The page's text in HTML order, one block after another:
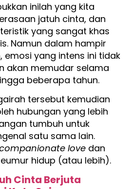
inilah yang kita
jatuh cinta, dan
yang sangat khas
Namun dalam hampir
emosi yang intens ini tidak
akan memudar selama
beberapa tahun.
tersebut kemudian
hubungan yang lebih
tumbuh untuk
satu sama lain.
love dan
hidup (atau lebih).
Cinta Berjuta